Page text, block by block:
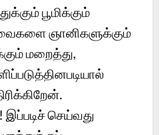
பூமிக்கும்
ஞானிகளுக்கும்
மறைத்து,
செய்வது